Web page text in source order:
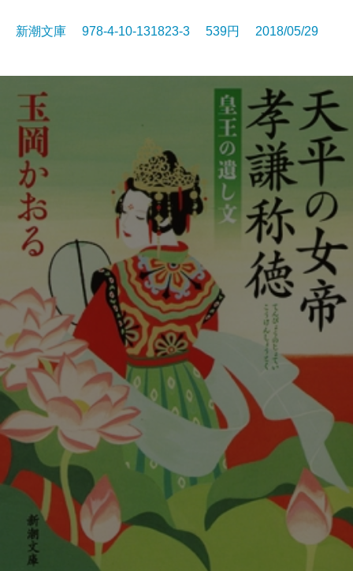
新潮文庫 978-4-10-131823-3 539円 2018/05/29